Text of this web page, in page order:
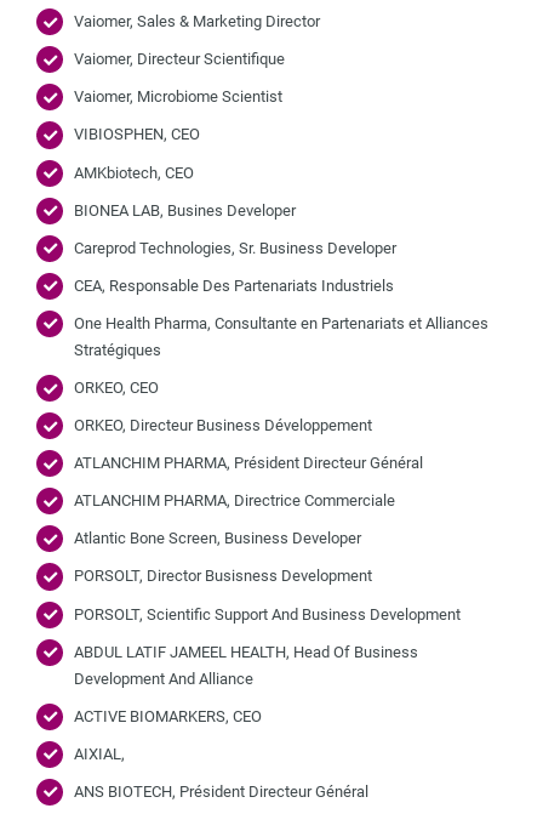
Vaiomer, Sales & Marketing Director
Vaiomer, Directeur Scientifique
Vaiomer, Microbiome Scientist
VIBIOSPHEN, CEO
AMKbiotech, CEO
BIONEA LAB, Busines Developer
Careprod Technologies, Sr. Business Developer
CEA, Responsable Des Partenariats Industriels
One Health Pharma, Consultante en Partenariats et Alliances
Stratégiques
ORKEO, CEO
ORKEO, Directeur Business Développement
ATLANCHIM PHARMA, Président Directeur Général
ATLANCHIM PHARMA, Directrice Commerciale
Atlantic Bone Screen, Business Developer
PORSOLT, Director Busisness Development
PORSOLT, Scientific Support And Business Development
ABDUL LATIF JAMEEL HEALTH, Head Of Business
Development And Alliance
ACTIVE BIOMARKERS, CEO
AIXIAL,
ANS BIOTECH, Président Directeur Général